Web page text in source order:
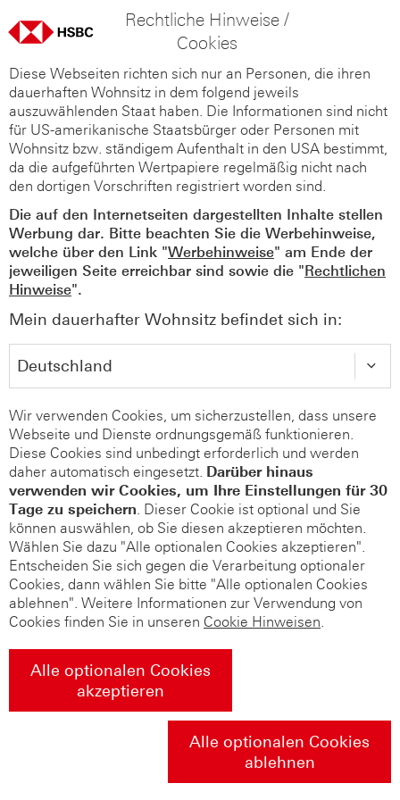
Rechtliche Hinweise /
Cookies
Diese Webseiten richten sich nur an Personen, die ihren
dauerhaften Wohnsitz in dem folgend jeweils
auszuwählenden Staat haben. Die Informationen sind nicht
für US-amerikanische Staatsbürger oder Personen mit
Wohnsitz bzw. ständigem Aufenthalt in den USA bestimmt,
da die aufgeführten Wertpapiere regelmäßig nicht nach
den dortigen Vorschriften registriert worden sind.
Die auf den Internetseiten dargestellten Inhalte stellen
Werbung dar. Bitte beachten Sie die Werbehinweise,
welche über den Link "Werbehinweise" am Ende der
jeweiligen Seite erreichbar sind sowie die "Rechtlichen
Hinweise".
Mein dauerhafter Wohnsitz befindet sich in:
Wir verwenden Cookies, um sicherzustellen, dass unsere
Webseite und Dienste ordnungsgemäß funktionieren.
Diese Cookies sind unbedingt erforderlich und werden
daher automatisch eingesetzt. Darüber hinaus
verwenden wir Cookies, um Ihre Einstellungen für 30
Tage zu speichern. Dieser Cookie ist optional und Sie
können auswählen, ob Sie diesen akzeptieren möchten.
Wählen Sie dazu "Alle optionalen Cookies akzeptieren".
Entscheiden Sie sich gegen die Verarbeitung optionaler
Cookies, dann wählen Sie bitte "Alle optionalen Cookies
ablehnen". Weitere Informationen zur Verwendung von
Cookies finden Sie in unseren Cookie Hinweisen.
Alle optionalen Cookies
akzeptieren
Alle optionalen Cookies
ablehnen